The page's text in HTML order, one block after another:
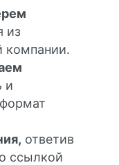
из
компании.
и
ответив
ссылкой